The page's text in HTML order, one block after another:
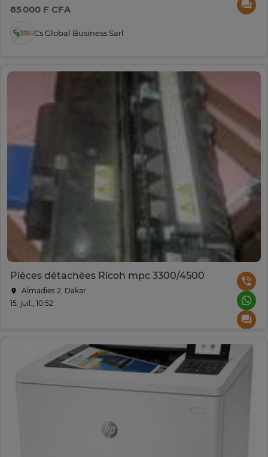
85 000 F CFA
Cs Global Business Sarl
Pièces détachées Ricoh mpc 3300/4500
Almadies 2, Dakar
15. juil., 10:52